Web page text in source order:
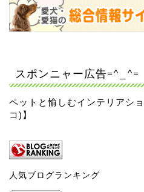
スポンニャー広告=^_^=
ペットと愉しむインテリアシ
コ)】
人気ブログランキング